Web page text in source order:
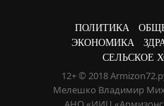
ПОЛИТИКА
ЭКОНОМИКА
СЕЛЬСКОЕ
12+ © 2018
Мелешко Владимир